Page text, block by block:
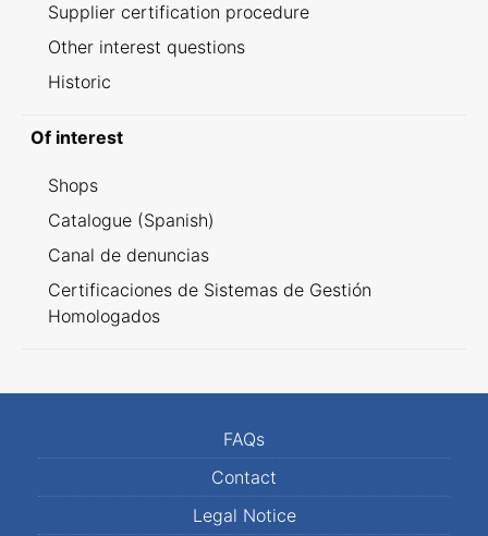
Supplier certification procedure
Other interest questions
Historic
Of interest
Shops
Catalogue (Spanish)
Canal de denuncias
Certificaciones de Sistemas de Gestión
Homologados
FAQs
Contact
Legal Notice